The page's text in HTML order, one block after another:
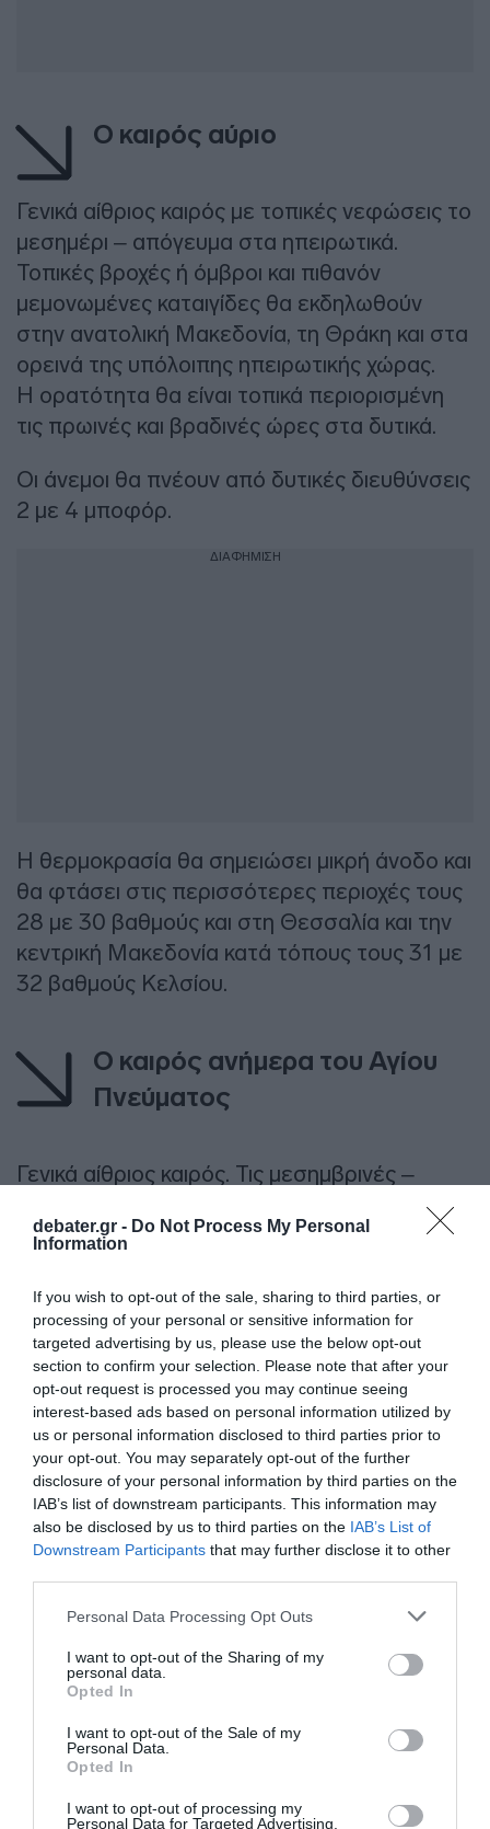
debater.gr - Do Not Process My Personal
Information
If you wish to opt-out of the sale, sharing to third parties, or
processing of your personal or sensitive information for
targeted advertising by us, please use the below opt-out
section to confirm your selection. Please note that after your
opt-out request is processed you may continue seeing
interest-based ads based on personal information utilized by
us or personal information disclosed to third parties prior to
your opt-out. You may separately opt-out of the further
disclosure of your personal information by third parties on the
IAB’s list of downstream participants. This information may
also be disclosed by us to third parties on the IAB’s List of
Downstream Participants that may further disclose it to other
Please note that this website/app uses one or more Google
not limited to your visit or usage behaviour. You may click to
grant or deny consent to Google and its third-party tags to
use your data for below specified purposes in below Google
consent section.
Personal Data Processing Opt Outs
I want to opt-out of the Sharing of my
personal data.
Opted In
I want to opt-out of the Sale of my
Personal Data.
Opted In
I want to opt-out of processing my
Personal Data for Targeted Advertising.
Ο καιρός αύριο
Γενικά αίθριος καιρός με τοπικές νεφώσεις το
μεσημέρι – απόγευμα στα ηπειρωτικά.
Τοπικές βροχές ή όμβροι και πιθανόν
μεμονωμένες καταιγίδες θα εκδηλωθούν
στην ανατολική Μακεδονία, τη Θράκη και στα
ορεινά της υπόλοιπης ηπειρωτικής χώρας.
Η ορατότητα θα είναι τοπικά περιορισμένη
τις πρωινές και βραδινές ώρες στα δυτικά.
Οι άνεμοι θα πνέουν από δυτικές διευθύνσεις
2 με 4 μποφόρ.
ΔΙΑΦΗΜΙΣΗ
Η θερμοκρασία θα σημειώσει μικρή άνοδο και
θα φτάσει στις περισσότερες περιοχές τους
28 με 30 βαθμούς και στη Θεσσαλία και την
κεντρική Μακεδονία κατά τόπους τους 31 με
32 βαθμούς Κελσίου.
Ο καιρός ανήμερα του Αγίου
Πνεύματος
Γενικά αίθριος καιρός. Τις μεσημβρινές –
νεφώσεις στα ηπειρωτικά και κυρίως στα
ορατότητα θα είναι τοπικά περιορισμένη τις
πρωινές ώρες στα δυτικά.
Οι άνεμοι θα πνέουν νότιοι νοτιοδυτικοί 3 με
5 και τοπικά στο Αιγαίο έως 6 μποφόρ.
Η θερμοκρασία δεν θα σημειώσει αξιόλογη
μεταβολή.
Ο καιρός την Τρίτη
Γενικά αίθριος καιρός με πρόσκαιρες
νεφώσεις το μεσημέρι – απόγευμα στα
όμβροι και στη βόρεια βορειοανατολική
ηπειρωτική χώρα μεμονωμένες καταιγίδες. Η
ορατότητα θα είναι τοπικά περιορισμένη τις